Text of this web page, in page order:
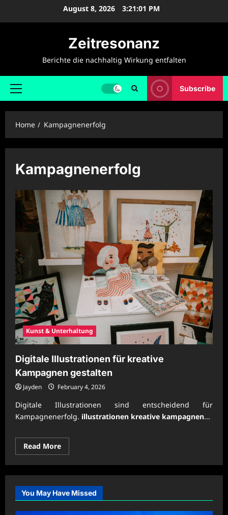
August 8, 2026 3:21:01 PM
Zeitresonanz
Berichte die nachhaltig Wirkung entfalten
Primary
Subscribe
Home Kampagnenerfolg
Kampagnenerfolg
Kunst & Unterhaltung
Digitale Illustrationen für kreative
Kampagnen gestalten
Jayden February 4, 2026
Digitale Illustrationen sind entscheidend für
Kampagnenerfolg. illustrationen kreative kampagnen...
Read MoreRead
more
Digitale
Illustrationen
kreative
Kampagnen
gestalten
You May Have Missed